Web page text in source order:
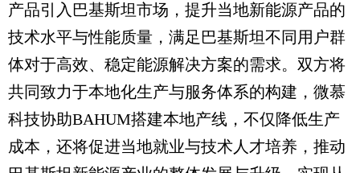
产品引入巴基斯坦市场，提升当地新能源产品的
技术水平与性能质量，满足巴基斯坦不同用户群
体对于高效、稳定能源解决方案的需求。双方将
共同致力于本地化生产与服务体系的构建，微慕
科技协助BAHUM搭建本地产线，不仅降低生产
成本，还将促进当地就业与技术人才培养，推动